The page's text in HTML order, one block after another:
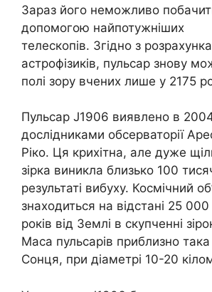
Зараз його неможливо
допомогою найпотужніших
телескопів. Згідно з
астрофізиків, пульсар знову
полі зору вчених лише у 2175
Пульсар J1906 виявлено в
дослідниками обсерваторії
Ріко. Ця крихітна, але дуже
зірка виникла близько 100
результаті вибуху. Космічний
знаходиться на відстані 25 000
років від Землі в скупченні
Маса пульсарів приблизно
Сонця, при діаметрі 10-20